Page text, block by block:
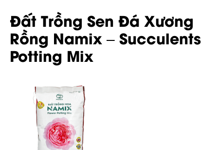
Đất Trồng Sen Đá Xương
Rồng Namix – Succulents
Potting Mix